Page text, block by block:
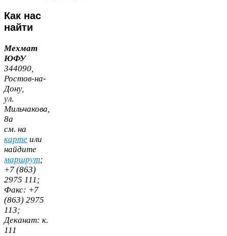
Как нас
найти
Мехмат
ЮФУ
344090,
Ростов-​на-​
Дону,
ул.
Мильчакова,
8а
cм. на
карте или
найдите
маршрут;
+7 (863)
2975 111;
Факс: +7
(863) 2975
113;
Деканат: к.
111